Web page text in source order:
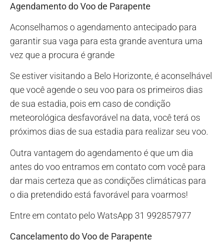
Agendamento do Voo de Parapente
Aconselhamos o agendamento antecipado para
garantir sua vaga para esta grande aventura uma
vez que a procura é grande
Se estiver visitando a Belo Horizonte, é aconselhável
que você agende o seu voo para os primeiros dias
de sua estadia, pois em caso de condição
meteorológica desfavorável na data, você terá os
próximos dias de sua estadia para realizar seu voo.
Outra vantagem do agendamento é que um dia
antes do voo entramos em contato com você para
dar mais certeza que as condições climáticas para
o dia pretendido está favorável para voarmos!
Entre em contato pelo WatsApp 31 992857977
Cancelamento do Voo de Parapente